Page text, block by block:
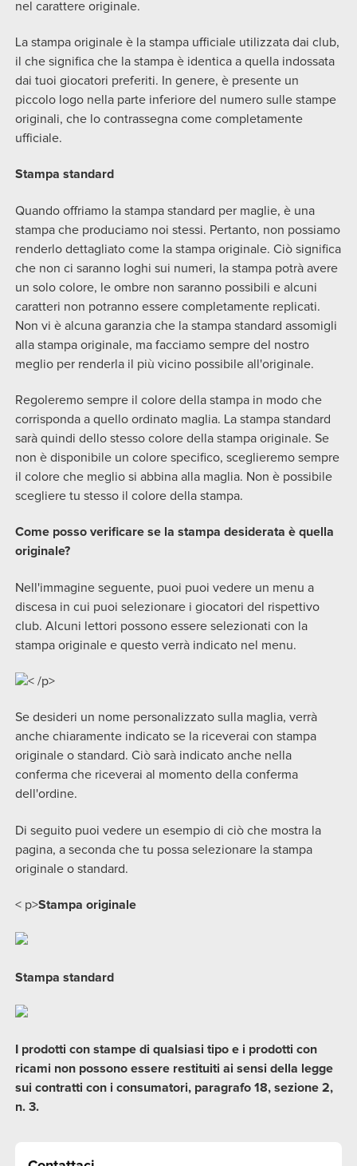
nel carattere originale.
La stampa originale è la stampa ufficiale utilizzata dai club,
il che significa che la stampa è identica a quella indossata
dai tuoi giocatori preferiti. In genere, è presente un
piccolo logo nella parte inferiore del numero sulle stampe
originali, che lo contrassegna come completamente
ufficiale.
Stampa standard
Quando offriamo la stampa standard per maglie, è una
stampa che produciamo noi stessi. Pertanto, non possiamo
renderlo dettagliato come la stampa originale. Ciò significa
che non ci saranno loghi sui numeri, la stampa potrà avere
un solo colore, le ombre non saranno possibili e alcuni
caratteri non potranno essere completamente replicati.
Non vi è alcuna garanzia che la stampa standard assomigli
alla stampa originale, ma facciamo sempre del nostro
meglio per renderla il più vicino possibile all'originale.
Regoleremo sempre il colore della stampa in modo che
corrisponda a quello ordinato maglia. La stampa standard
sarà quindi dello stesso colore della stampa originale. Se
non è disponibile un colore specifico, sceglieremo sempre
il colore che meglio si abbina alla maglia. Non è possibile
scegliere tu stesso il colore della stampa.
Come posso verificare se la stampa desiderata è quella
originale?
Nell'immagine seguente, puoi puoi vedere un menu a
discesa in cui puoi selezionare i giocatori del rispettivo
club. Alcuni lettori possono essere selezionati con la
stampa originale e questo verrà indicato nel menu.
< /p>
Se desideri un nome personalizzato sulla maglia, verrà
anche chiaramente indicato se la riceverai con stampa
originale o standard. Ciò sarà indicato anche nella
conferma che riceverai al momento della conferma
dell'ordine.
Di seguito puoi vedere un esempio di ciò che mostra la
pagina, a seconda che tu possa selezionare la stampa
originale o standard.
< p>Stampa originale
Stampa standard
I prodotti con stampe di qualsiasi tipo e i prodotti con
ricami non possono essere restituiti ai sensi della legge
sui contratti con i consumatori, paragrafo 18, sezione 2,
n. 3.